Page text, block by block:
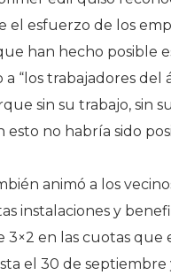
el esfuerzo de los
han hecho posible
“los trabajadores del
sin su trabajo, sin
esto no habría sido
animó a los
instalaciones y
3×2 en las cuotas que
el 30 de septiembre